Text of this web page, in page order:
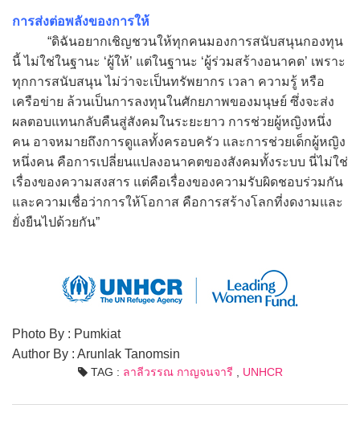
การส่งต่อพลังของการให้
“ดิฉันอยากเชิญชวนให้ทุกคนมองการสนับสนุนกองทุน
นี้ ไม่ใช่ในฐานะ ‘ผู้ให้’ แต่ในฐานะ ‘ผู้ร่วมสร้างอนาคต’ เพราะ
ทุกการสนับสนุน ไม่ว่าจะเป็นทรัพยากร เวลา ความรู้ หรือ
เครือข่าย ล้วนเป็นการลงทุนในศักยภาพของมนุษย์ ซึ่งจะส่ง
ผลตอบแทนกลับคืนสู่สังคมในระยะยาว การช่วยผู้หญิงหนึ่ง
คน อาจหมายถึงการดูแลทั้งครอบครัว และการช่วยเด็กผู้หญิง
หนึ่งคน คือการเปลี่ยนแปลงอนาคตของสังคมทั้งระบบ นี่ไม่ใช่
เรื่องของความสงสาร แต่คือเรื่องของความรับผิดชอบร่วมกัน
และความเชื่อว่าการให้โอกาส คือการสร้างโลกที่งดงามและ
ยั่งยืนไปด้วยกัน”
Photo By : Pumkiat
Author By : Arunlak Tanomsin
TAG : ลาลีวรรณ กาญจนจารี UNHCR